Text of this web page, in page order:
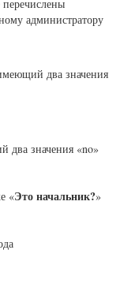
администратору
два значения
значения «no»
«Это начальник?»